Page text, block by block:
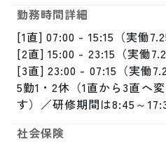
勤務時間詳細
[1直] 07:00 - 15:15（実働
[2直] 15:00 - 23:15（実働
[3直] 23:00 - 07:15（実働
5勤1・2休（1直から3直へ
す）／研修期間は8:45～
社会保険